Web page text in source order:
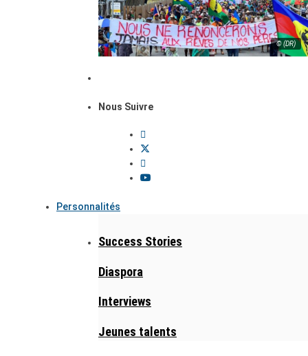
© (DR)
Nous Suivre
Personnalités
Success Stories
Diaspora
Interviews
Jeunes talents